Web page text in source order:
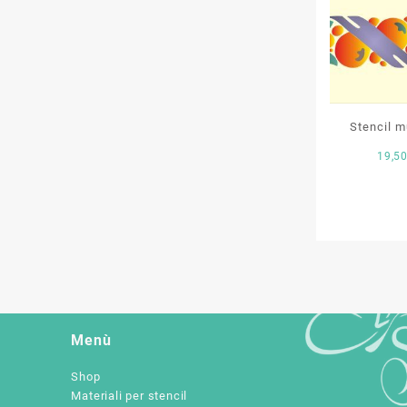
Stencil
19,50
Menù
Shop
Materiali per stencil